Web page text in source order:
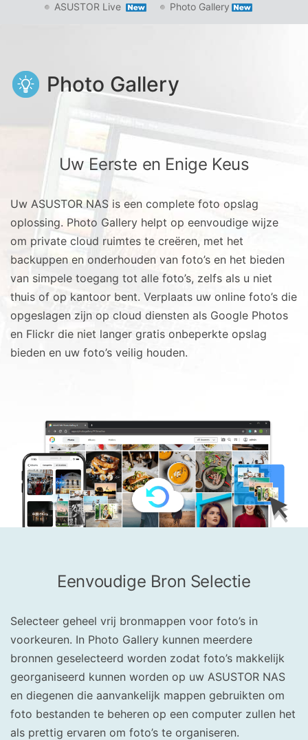
ASUSTOR Live
Photo Gallery
Photo Gallery
Uw Eerste en Enige Keus
Uw ASUSTOR NAS is een complete foto opslag
oplossing. Photo Gallery helpt op eenvoudige wijze
om private cloud ruimtes te creëren, met het
backuppen en onderhouden van foto’s en het bieden
van simpele toegang tot alle foto’s, zelfs als u niet
thuis of op kantoor bent. Verplaats uw online foto’s die
opgeslagen zijn op cloud diensten als Google Photos
en Flickr die niet langer gratis onbeperkte opslag
bieden en uw foto’s veilig houden.
Eenvoudige Bron Selectie
Selecteer geheel vrij bronmappen voor foto’s in
voorkeuren. In Photo Gallery kunnen meerdere
bronnen geselecteerd worden zodat foto’s makkelijk
georganiseerd kunnen worden op uw ASUSTOR NAS
en diegenen die aanvankelijk mappen gebruikten om
foto bestanden te beheren op een computer zullen het
als prettig ervaren om foto’s te organiseren.